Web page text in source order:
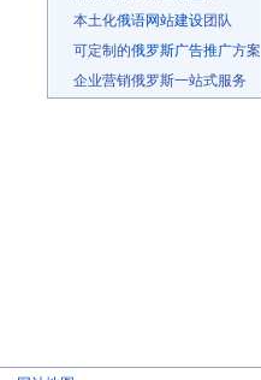
本土化俄语网站建设团队
可定制的俄罗斯广告推广方案
企业营销俄罗斯一站式服务